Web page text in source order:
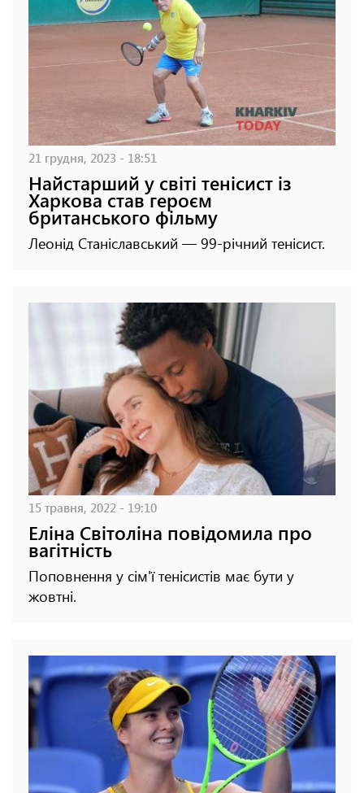
21 грудня, 2023 - 18:51
Найстарший у світі тенісист із
Харкова став героєм
британського фільму
Леонід Станіславський — 99-річний тенісист.
15 травня, 2022 - 19:10
Еліна Світоліна повідомила про
вагітність
Поповнення у сім'ї тенісистів має бути у
жовтні.